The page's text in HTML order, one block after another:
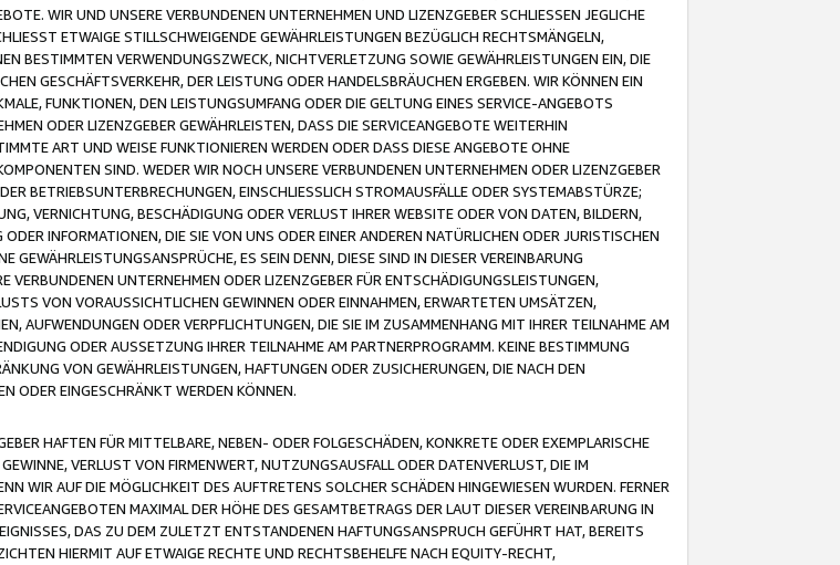
WIR UND UNSERE VERBUNDENEN UNTERNEHMEN UND LIZENZGEBER SCHLIESSEN JEGLICHE
ETWAIGE STILLSCHWEIGENDE GEWÄHRLEISTUNGEN BEZÜGLICH RECHTSMÄNGELN,
BESTIMMTEN VERWENDUNGSZWECK, NICHTVERLETZUNG SOWIE GEWÄHRLEISTUNGEN EIN, DIE
GESCHÄFTSVERKEHR, DER LEISTUNG ODER HANDELSBRÄUCHEN ERGEBEN. WIR KÖNNEN EIN
FUNKTIONEN, DEN LEISTUNGSUMFANG ODER DIE GELTUNG EINES SERVICE-ANGEBOTS
ODER LIZENZGEBER GEWÄHRLEISTEN, DASS DIE SERVICEANGEBOTE WEITERHIN
ART UND WEISE FUNKTIONIEREN WERDEN ODER DASS DIESE ANGEBOTE OHNE
SIND. WEDER WIR NOCH UNSERE VERBUNDENEN UNTERNEHMEN ODER LIZENZGEBER
BETRIEBSUNTERBRECHUNGEN, EINSCHLIESSLICH STROMAUSFÄLLE ODER SYSTEMABSTÜRZE;
VERNICHTUNG, BESCHÄDIGUNG ODER VERLUST IHRER WEBSITE ODER VON DATEN, BILDERN,
INFORMATIONEN, DIE SIE VON UNS ODER EINER ANDEREN NATÜRLICHEN ODER JURISTISCHEN
GEWÄHRLEISTUNGSANSPRÜCHE, ES SEIN DENN, DIESE SIND IN DIESER VEREINBARUNG
VERBUNDENEN UNTERNEHMEN ODER LIZENZGEBER FÜR ENTSCHÄDIGUNGSLEISTUNGEN,
VON VORAUSSICHTLICHEN GEWINNEN ODER EINNAHMEN, ERWARTETEN UMSÄTZEN,
AUFWENDUNGEN ODER VERPFLICHTUNGEN, DIE SIE IM ZUSAMMENHANG MIT IHRER TEILNAHME AM
ODER AUSSETZUNG IHRER TEILNAHME AM PARTNERPROGRAMM. KEINE BESTIMMUNG
VON GEWÄHRLEISTUNGEN, HAFTUNGEN ODER ZUSICHERUNGEN, DIE NACH DEN
ODER EINGESCHRÄNKT WERDEN KÖNNEN.
HAFTEN FÜR MITTELBARE, NEBEN- ODER FOLGESCHÄDEN, KONKRETE ODER EXEMPLARISCHE
VERLUST VON FIRMENWERT, NUTZUNGSAUSFALL ODER DATENVERLUST, DIE IM
WIR AUF DIE MÖGLICHKEIT DES AUFTRETENS SOLCHER SCHÄDEN HINGEWIESEN WURDEN. FERNER
MAXIMAL DER HÖHE DES GESAMTBETRAGS DER LAUT DIESER VEREINBARUNG IN
DAS ZU DEM ZULETZT ENTSTANDENEN HAFTUNGSANSPRUCH GEFÜHRT HAT, BEREITS
HIERMIT AUF ETWAIGE RECHTE UND RECHTSBEHELFE NACH EQUITY-RECHT,